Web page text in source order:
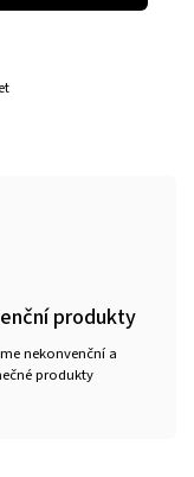
produkty
nekonvenční a
produkty